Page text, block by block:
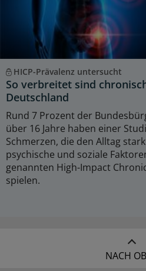
HICP-Prävalenz untersucht
So verbreitet sind
Deutschland
Rund 7 Prozent der
über 16 Jahre haben einer
Schmerzen, die den Alltag
psychische und soziale
genannten High-Impact
spielen.
NACH